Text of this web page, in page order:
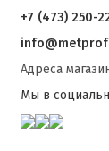
+7 (473) 250-
Адреса
Мы в